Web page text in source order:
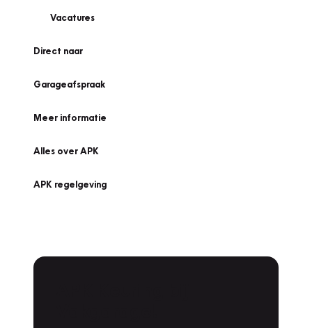
Vacatures
Direct naar
Garageafspraak
Meer informatie
Alles over APK
APK regelgeving